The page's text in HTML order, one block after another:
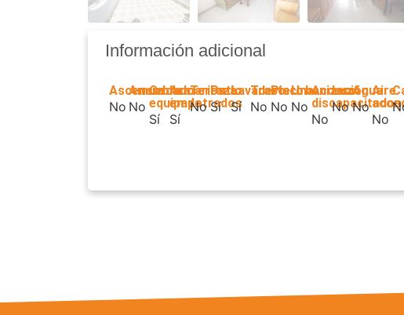
Información adicional
Ascensor
No
Amueblado
No
Cocina
equipada
Sí
Armarios
empotrados
Sí
Terraza
No
Patio
Sí
Lavadero
Sí
Trastero
No
Piscina
No
Urbanización
No
Acceso
discapacitados
No
Luz
No
Agua
No
Aire
No